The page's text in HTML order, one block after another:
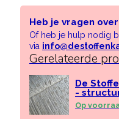
Heb je vragen
Of heb je hulp nodig
via
Gerelateerde
De
-
Op